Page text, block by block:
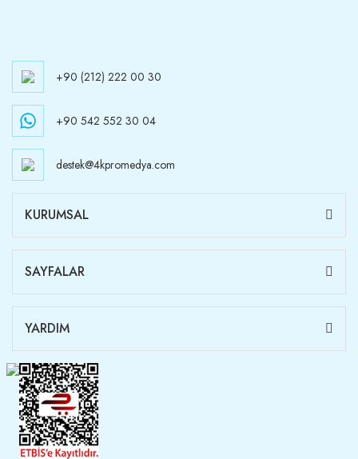
+90 (212) 222 00 30
+90 542 552 30 04
destek@4kpromedya.com
KURUMSAL
SAYFALAR
YARDIM